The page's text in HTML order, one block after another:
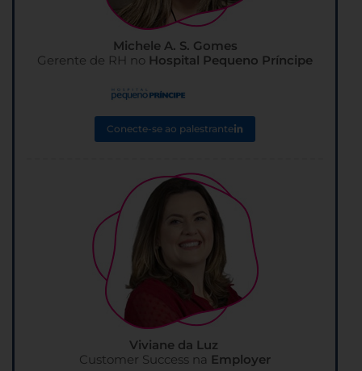
Michele A. S. Gomes
Gerente de RH no Hospital Pequeno Príncipe
Conecte-se ao palestrante
Viviane da Luz
Customer Success na Employer